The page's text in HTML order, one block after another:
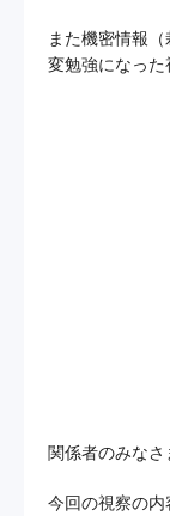
また機密情報
変勉強になった
関係者のみなさ
今回の視察の内